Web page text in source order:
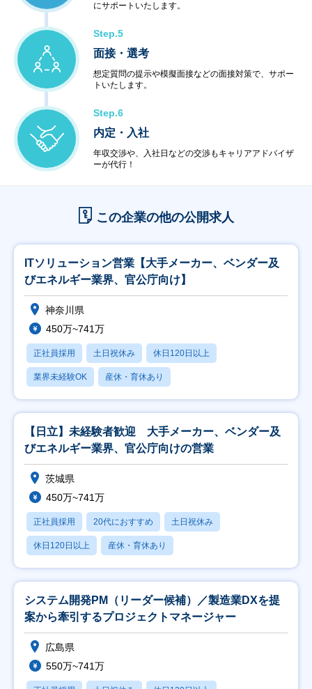
・システム運用サービス
＜コンビニエンスサービス＞
・ハードウェア販売
・ソフトウェア販売
にサポートいたします。
Step.5
面接・選考
想定質問の提示や模擬面接などの面接対策で、サポー
トいたします。
Step.6
内定・入社
年収交渉や、入社日などの交渉もキャリアアドバイザ
ーが代行！
この企業の他の公開求人
ITソリューション営業【大手メーカー、ベンダー及
びエネルギー業界、官公庁向け】
神奈川県
450万~741万
正社員採用 土日祝休み 休日120日以上
業界未経験OK 産休・育休あり
【日立】未経験者歓迎 大手メーカー、ベンダー及
びエネルギー業界、官公庁向けの営業
茨城県
450万~741万
正社員採用 20代におすすめ 土日祝休み
休日120日以上 産休・育休あり
システム開発PM（リーダー候補）／製造業DXを提
案から牽引するプロジェクトマネージャー
広島県
550万~741万